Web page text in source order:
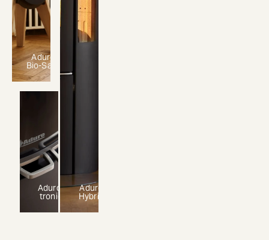
Aduro
Bio-Safe
Aduro-
tronic
Aduro
Hybrid